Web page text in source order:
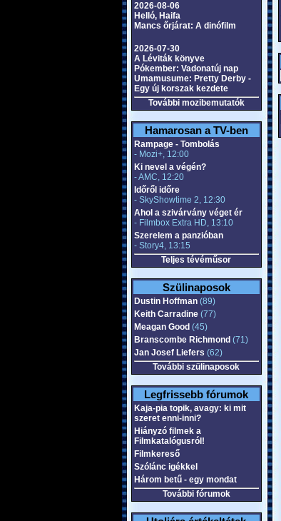
2026-08-06
Helló, Haifa
Mancs őrjárat: A dinófilm
2026-07-30
A Léviták könyve
Pókember: Vadonatúj nap
Umamusume: Pretty Derby -
Egy új korszak kezdete
További mozibemutatók
Hamarosan a TV-ben
Rampage - Tombolás
- Mozi+, 12:00
Ki nevel a végén?
- AMC, 12:20
Időről időre
- SkyShowtime 2, 12:30
Ahol a szivárvány véget ér
- Filmbox Extra HD, 13:10
Szerelem a panzióban
- Story4, 13:15
Teljes tévéműsor
Szülinaposok
Dustin Hoffman(89)
Keith Carradine(77)
Meagan Good (45)
Branscombe Richmond (71)
Jan Josef Liefers (62)
További szülinaposok
Legfrissebb fórumok
Kaja-pia topik, avagy: ki mit
szeret enni-inni?
Hiányzó filmek a
Filmkatalógusról!
Filmkereső
Szólánc igékkel
Három betű - egy mondat
További fórumok